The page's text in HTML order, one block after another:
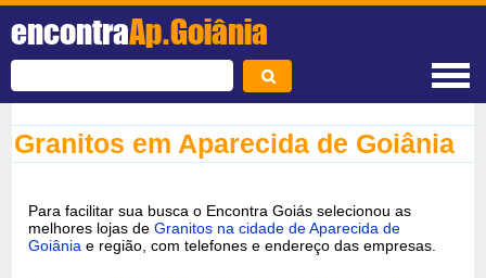
encontraAp.Goiânia
Granitos em Aparecida de Goiânia
Para facilitar sua busca o Encontra Goiás selecionou as
melhores lojas deGranitos na cidade de Aparecida de
Goiânia e região, com telefones e endereço das empresas.